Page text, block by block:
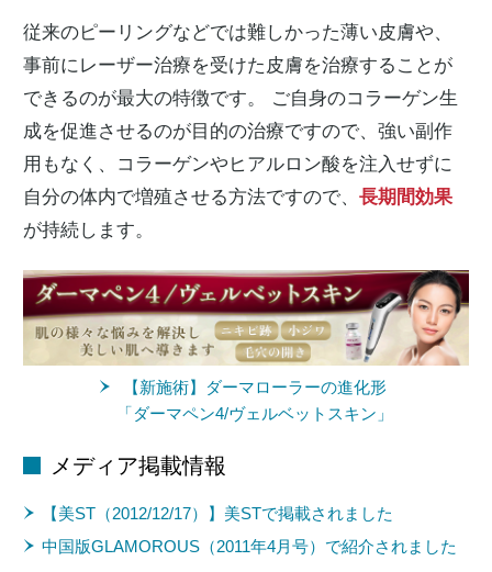
従来のピーリングなどでは難しかった薄い皮膚や、
事前にレーザー治療を受けた皮膚を治療することが
できるのが最大の特徴です。 ご自身のコラーゲン生
成を促進させるのが目的の治療ですので、強い副作
用もなく、コラーゲンやヒアルロン酸を注入せずに
自分の体内で増殖させる方法ですので、 長期間効果
が持続します。
【新施術】ダーマローラーの進化形
「ダーマペン4/ヴェルベットスキン」
メディア掲載情報
【美ST（2012/12/17）】美STで掲載されました
中国版GLAMOROUS（2011年4月号）で紹介されました